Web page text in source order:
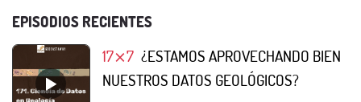
EPISODIOS RECIENTES
17⨯7 ¿ESTAMOS APROVECHANDO BIEN
NUESTROS DATOS GEOLÓGICOS?